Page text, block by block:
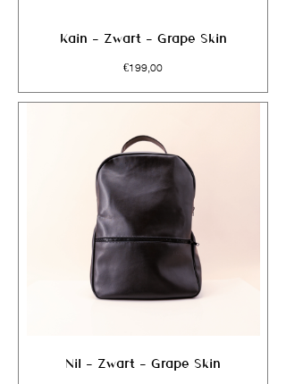
Kain - Zwart - Grape Skin
€199,00Prijs
Nil - Zwart - Grape Skin